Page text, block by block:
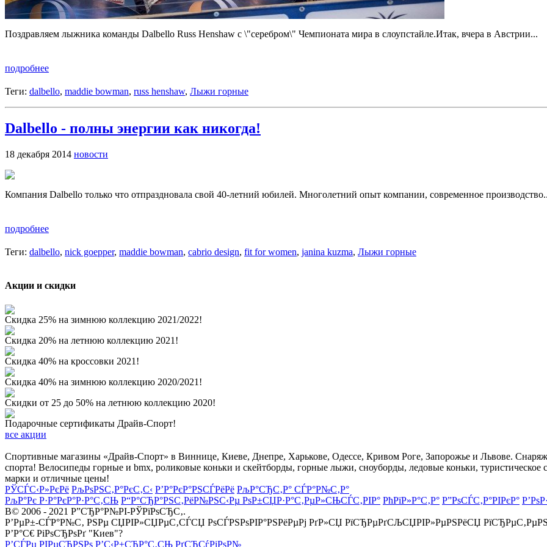
Поздравляем лыжника команды Dalbello Russ Henshaw с \"серебром\" Чемпионата мира в слоупстайле.Итак, вчера в Австрии...
подробнее
Теги: dalbello, maddie bowman, russ henshaw, Лыжи горные
Dalbello - полны энергии как никогда!
18 декабря 2014 новости
Компания Dalbello только что отпраздновала свой 40-летний юбилей. Многолетний опыт компании, современное
подробнее
Теги: dalbello, nick goepper, maddie bowman, cabrio design, fit for women, janina kuzma, Лыжи горные
Акции и скидки
Скидка 25% на зимнюю коллекцию 2021/2022!
Скидка 20% на летнюю коллекцию 2021!
Скидка 40% на кроссовки 2021!
Скидка 40% на зимнюю коллекцию 2020/2021!
Скидки от 25 до 50% на летнюю коллекцию 2020!
Подарочные сертификаты Драйв-Спорт!
все акции
Спортивные магазины «Драйв-Спорт» в Виннице, Киеве, Днепре, Харькове, Одессе, Кривом Роге, Запорожье и Львове.
спорта! Велосипеды горные и bmx, роликовые коньки и скейтборды, горные лыжи, сноуборды, ледовые коньки,
марки и отличные цены!
РЎСЃС‹Р»РєРё РљРѕРЅС‚Р°РєС‚С‹ Р’Р°РєР°РЅСЃРёРё РљР°СЂС‚Р° СЃР°Р№С‚Р°
РљР°Рє Р·Р°РєР°Р·Р°С‚СЊ Р“Р°СЂР°РЅС‚РёР№РЅС‹Рµ РѕР±СЏР·Р°С‚РµР»СЊСЃС‚РІР° РћРїР»Р°С‚Р° Р”РѕСЃС‚Р°РІРєР°
В© 2006 - 2021 Р”СЂР°Р№РІ-РЎРїРѕСЂС‚.
Р’РµР±-СЃР°Р№С‚ РЅРµ СЏРІР»СЏРµС‚СЃСЏ РѕСЃРЅРѕРІР°РЅРёРµРј РґР»СЏ РїСЂРµРґСЉСЏРІР»РµРЅРёСЏ
Р’Р°С€ РіРѕСЂРѕРґ "Киев"?
Р’СЃРµ РІРµСЂРЅРѕ Р’С‹Р±СЂР°С‚СЊ РґСЂСѓРіРѕР№